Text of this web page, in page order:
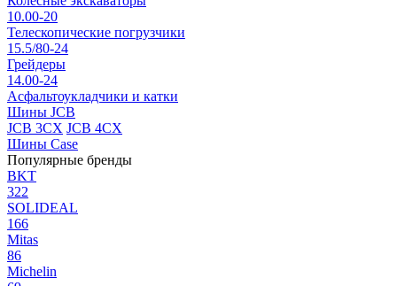
10.00-20
Телескопические погрузчики
15.5/80-24
Грейдеры
14.00-24
Асфальтоукладчики и катки
Шины JCB
JCB 3CX JCB 4CX
Шины Case
Популярные бренды
BKT
322
SOLIDEAL
166
Mitas
86
Michelin